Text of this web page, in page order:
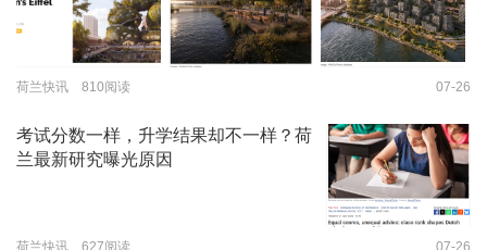
荷兰快讯 810阅读 07-26
考试分数一样，升学结果却不一样？荷
兰最新研究曝光原因
荷兰快讯 627阅读 07-26